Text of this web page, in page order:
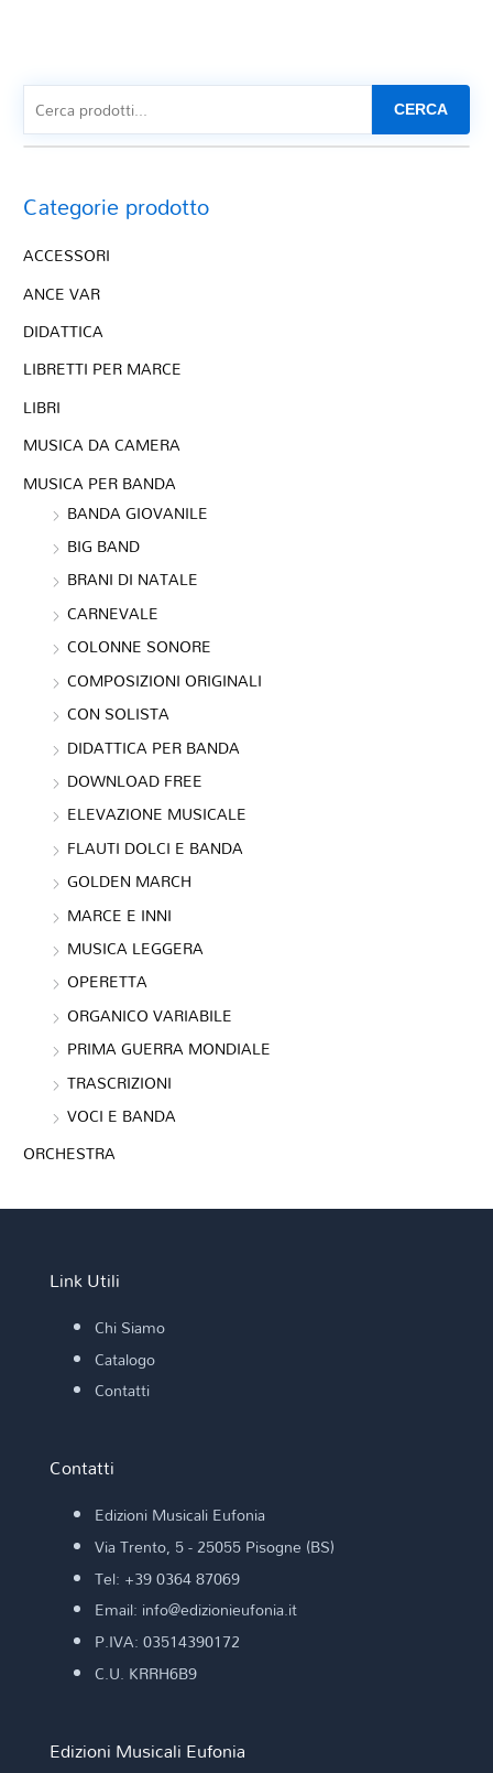
CERCA
Categorie prodotto
ACCESSORI
ANCE VAR
DIDATTICA
LIBRETTI PER MARCE
LIBRI
MUSICA DA CAMERA
MUSICA PER BANDA
BANDA GIOVANILE
BIG BAND
BRANI DI NATALE
CARNEVALE
COLONNE SONORE
COMPOSIZIONI ORIGINALI
CON SOLISTA
DIDATTICA PER BANDA
DOWNLOAD FREE
ELEVAZIONE MUSICALE
FLAUTI DOLCI E BANDA
GOLDEN MARCH
MARCE E INNI
MUSICA LEGGERA
OPERETTA
ORGANICO VARIABILE
PRIMA GUERRA MONDIALE
TRASCRIZIONI
VOCI E BANDA
ORCHESTRA
Link Utili
Chi Siamo
Catalogo
Contatti
Contatti
Edizioni Musicali Eufonia
Via Trento, 5 - 25055 Pisogne (BS)
Tel: +39 0364 87069
Email: info@edizionieufonia.it
P.IVA: 03514390172
C.U. KRRH6B9
Edizioni Musicali Eufonia